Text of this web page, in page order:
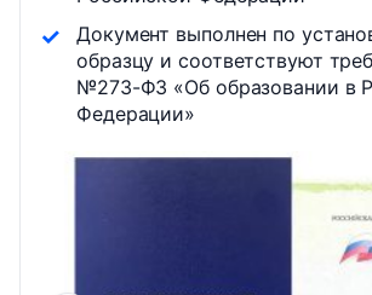
Документ выполнен по
образцу и соответствуют
№273-ФЗ «Об образовании в
Федерации»